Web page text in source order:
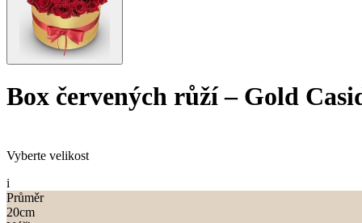
Box červených růží– Gold
Vyberte velikost
i
Průměr
20cm